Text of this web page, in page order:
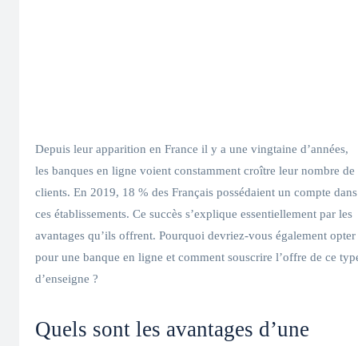
Depuis leur apparition en France il y a une vingtaine d’années,
les banques en ligne voient constamment croître leur nombre de
clients. En 2019, 18 % des Français possédaient un compte dans
ces établissements. Ce succès s’explique essentiellement par les
avantages qu’ils offrent. Pourquoi devriez-vous également opter
pour une banque en ligne et comment souscrire l’offre de ce
d’enseigne ?
Quels sont les avantages d’une